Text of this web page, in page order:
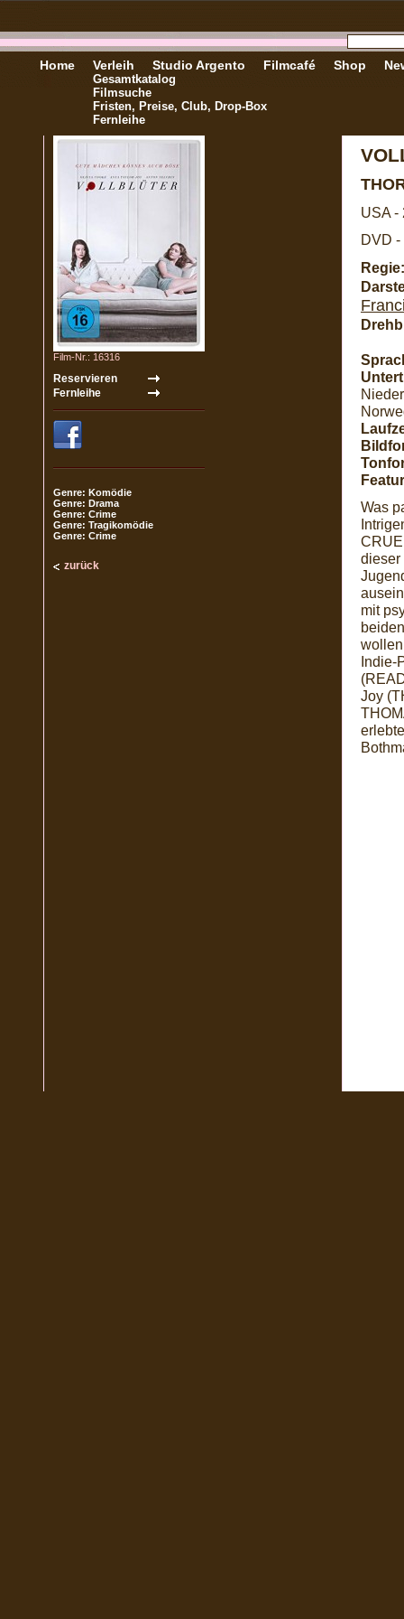
Home Verleih
Gesamtkatalog
Filmsuche
Fristen, Preise, Club, Drop-Box
Fernleihe
Studio Argento Filmcafé Shop
Film-Nr.: 16316
Genre: Komödie
Genre: Drama
Genre: Crime
Genre: Tragikomödie
Genre: Crime
zurück
USA -
DVD -
Regie:
Was
dieser
mit
Indie-
Joy